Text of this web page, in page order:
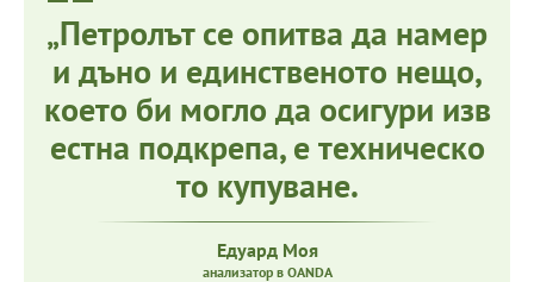
„Петролът се опитва да намер
и дъно и единственото нещо,
което би могло да осигури изв
естна подкрепа, е техническо
то купуване.
Едуард Моя
анализатор в OANDA